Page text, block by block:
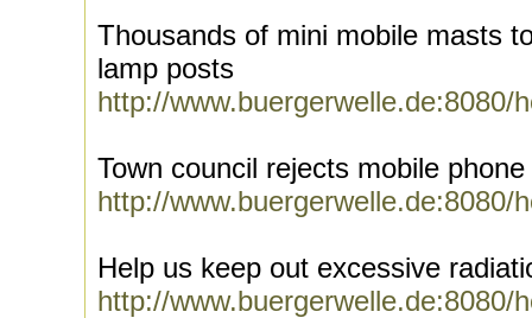
Thousands of mini mobile masts
lamp posts
http://www.buergerwelle.de:8080/
Town council rejects mobile
http://www.buergerwelle.de:8080/
Help us keep out excessive
http://www.buergerwelle.de:8080/